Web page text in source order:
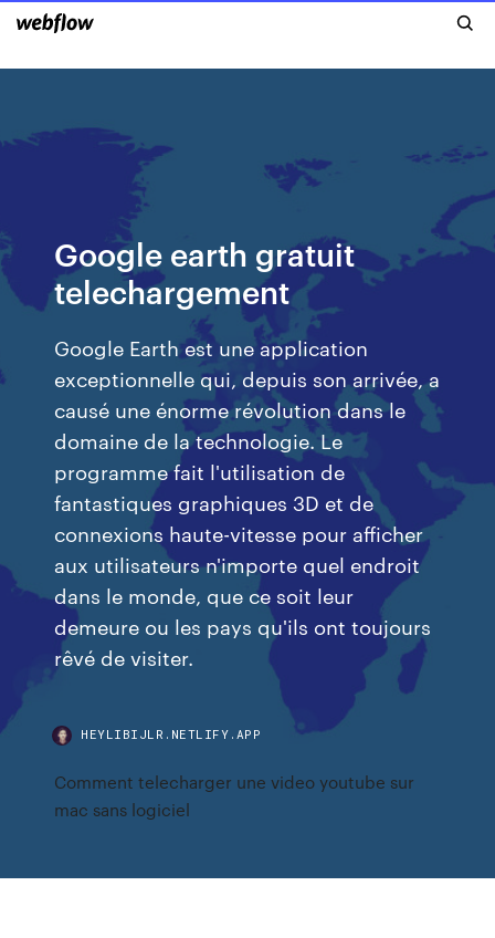
Google earth gratuit
telechargement
Google Earth est une application
exceptionnelle qui, depuis son arrivée, a
causé une énorme révolution dans le
domaine de la technologie. Le
programme fait l'utilisation de
fantastiques graphiques 3D et de
connexions haute-vitesse pour afficher
aux utilisateurs n'importe quel endroit
dans le monde, que ce soit leur
demeure ou les pays qu'ils ont toujours
rêvé de visiter.
HEYLIBIJLR.NETLIFY.APP
Comment telecharger une video youtube sur
mac sans logiciel